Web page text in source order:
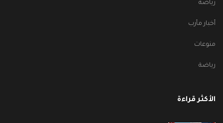
رياضة
أخبار مأرب
منوعات
رياضة
الأكثر قراءة